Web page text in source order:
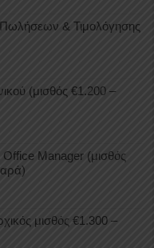
Πωλήσεων & Τιμολόγησης
(μισθός €1.200 –
Office Manager (μισθός
μισθός €1.300 –